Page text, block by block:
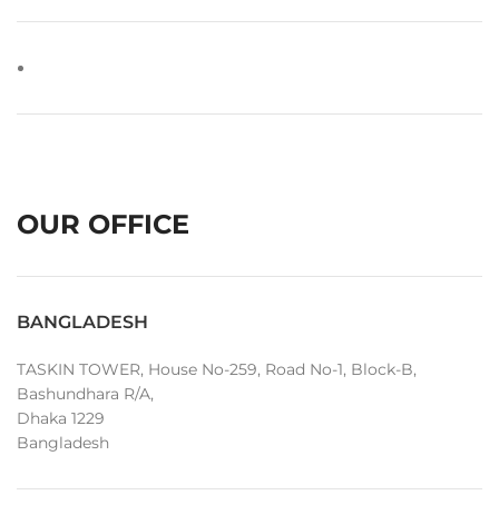
OUR OFFICE
BANGLADESH
TASKIN TOWER, House No-259, Road No-1, Block-B,
Bashundhara R/A,
Dhaka 1229
Bangladesh